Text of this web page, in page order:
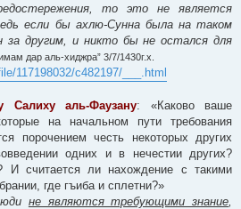
то это не является
если бы ахлю-Сунна была на таком
за другим, и никто бы не остался для
дар аль-хиджра” 3/7/1430г.х.
117198032/c482197/___.html
Салиху аль-Фаузану: «Каково ваше
на начальном пути требования
порочением честь некоторых других
одних и в нечестии других?
считается ли нахождение с такими
где гъиба и сплетни?»
не являются требующими знание